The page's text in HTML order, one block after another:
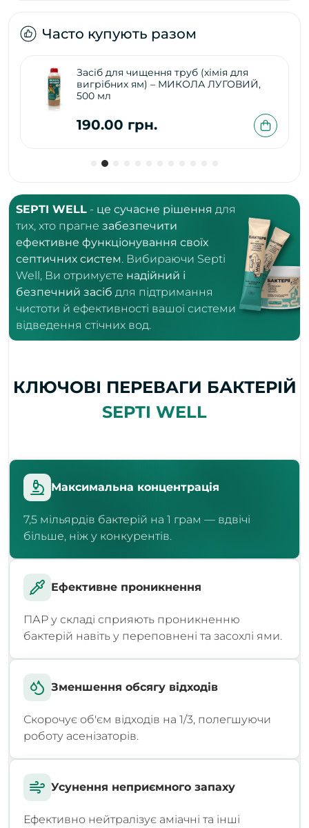
Часто купують разом
Засіб для чищення труб (хімія для
вигрібних ям) – МИКОЛА ЛУГОВИЙ,
500 мл
190.00 грн.
SEPTI WELL - це сучасне рішення для
тих, хто прагне забезпечити
ефективне функціонування своїх
септичних систем. Вибираючи Septi
Well, Ви отримуєте надійний і
безпечний засіб для підтримання
чистоти й ефективності вашої системи
відведення стічних вод.
КЛЮЧОВІ ПЕРЕВАГИ БАКТЕРІЙ
SEPTI WELL
Максимальна концентрація
7,5 мільярдів бактерій на 1 грам — вдвічі
більше, ніж у конкурентів.
Ефективне проникнення
ПАР у складі сприяють проникненню
бактерій навіть у переповнені та засохлі ями.
Зменшення обсягу відходів
Скорочує об'єм відходів на 1/3, полегшуючи
роботу асенізаторів.
Усунення неприємного запаху
Ефективно нейтралізує аміачні та інші